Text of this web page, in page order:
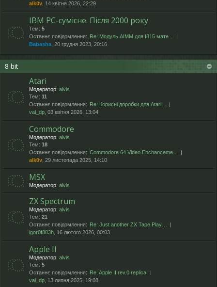
alk0v , 14 квітня 2026, 22:29
IBM PC-сумісне. Після 2000 року
Тем: 5
Останнє повідомлення:
Re: Модуль AIMM для I815 мате…
Babasha , 20 грудня 2023, 20:16
8 bit
Atari
Модератор: alvis
Тем: 11
Останнє повідомлення:
Re: Корисні доробки для Atari…
val_dp , 03 квітня 2026, 13:04
Commodore
Модератор: alvis
Тем: 18
Останнє повідомлення: Commodore 64 Video Enchanceme…
alk0v , 29 листопада 2025, 14:10
MSX
Модератор: alvis
ZX Spectrum
Модератор: alvis
Тем: 21
Останнє повідомлення:
Re: Just another ZX Tape Play…
igor0f803h , 16 лютого 2026, 00:03
Apple II
Модератор: alvis
Тем: 5
Останнє повідомлення:
Re: Apple II rev.0 replica.
val_dp , 13 липня 2025, 19:08